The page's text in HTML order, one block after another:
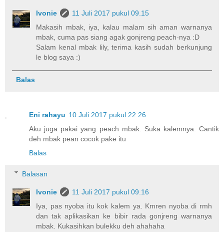
Ivonie
11 Juli 2017 pukul 09.15
Makasih mbak, iya, kalau malam sih aman warnanya
mbak, cuma pas siang agak gonjreng peach-nya :D
Salam kenal mbak lily, terima kasih sudah berkunjung
le blog saya :)
Balas
Eni rahayu 10 Juli 2017 pukul 22.26
Aku juga pakai yang peach mbak. Suka kalemnya. Cantik
deh mbak pean cocok pake itu
Balas
Balasan
Ivonie
11 Juli 2017 pukul 09.16
Iya, pas nyoba itu kok kalem ya. Kmren nyoba di rmh
dan tak aplikasikan ke bibir rada gonjreng warnanya
mbak. Kukasihkan bulekku deh ahahaha